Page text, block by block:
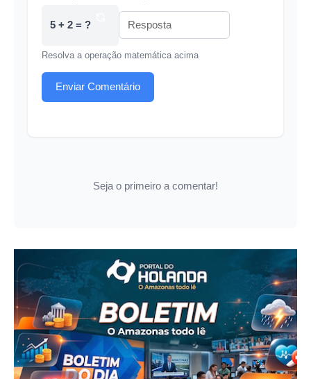
5 + 2 = ?
Resolva a operação matemática acima
Enviar Comentário
Seja o primeiro a comentar!